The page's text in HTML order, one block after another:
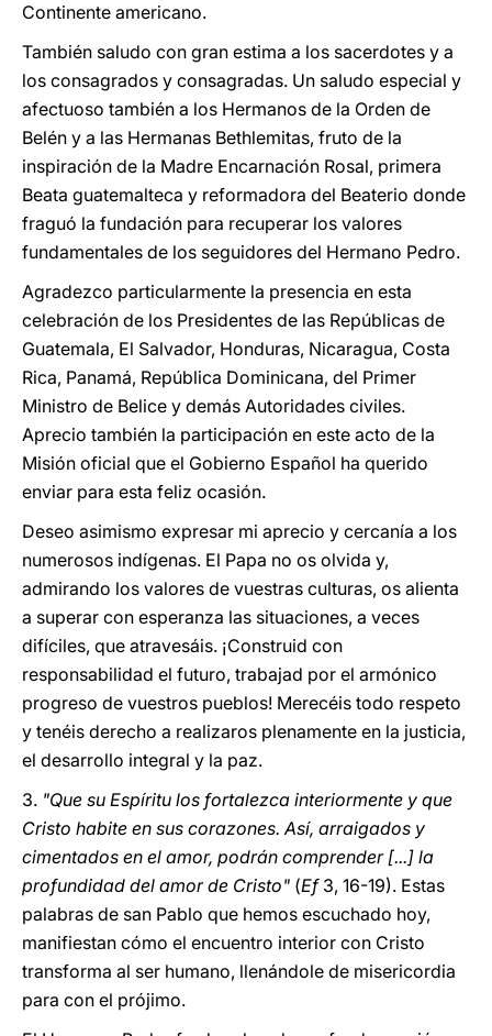
Continente americano.
También saludo con gran estima a los sacerdotes y a
los consagrados y consagradas. Un saludo especial y
afectuoso también a los Hermanos de la Orden de
Belén y a las Hermanas Bethlemitas, fruto de la
inspiración de la Madre Encarnación Rosal, primera
Beata guatemalteca y reformadora del Beaterio donde
fraguó la fundación para recuperar los valores
fundamentales de los seguidores del Hermano Pedro.
Agradezco particularmente la presencia en esta
celebración de los Presidentes de las Repúblicas de
Guatemala, El Salvador, Honduras, Nicaragua, Costa
Rica, Panamá, República Dominicana, del Primer
Ministro de Belice y demás Autoridades civiles.
Aprecio también la participación en este acto de la
Misión oficial que el Gobierno Español ha querido
enviar para esta feliz ocasión.
Deseo asimismo expresar mi aprecio y cercanía a los
numerosos indígenas. El Papa no os olvida y,
admirando los valores de vuestras culturas, os alienta
a superar con esperanza las situaciones, a veces
difíciles, que atravesáis. ¡Construid con
responsabilidad el futuro, trabajad por el armónico
progreso de vuestros pueblos! Merecéis todo respeto
y tenéis derecho a realizaros plenamente en la justicia,
el desarrollo integral y la paz.
3. "Que su Espíritu los fortalezca interiormente y que
Cristo habite en sus corazones. Así, arraigados y
cimentados en el amor, podrán comprender [...] la
profundidad del amor de Cristo" (Ef3, 16-19). Estas
palabras de san Pablo que hemos escuchado hoy,
manifiestan cómo el encuentro interior con Cristo
transforma al ser humano, llenándole de misericordia
para con el prójimo.